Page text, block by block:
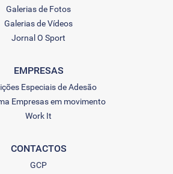
Galerias de Fotos
Galerias de Vídeos
Jornal O Sport
EMPRESAS
Especiais de Adesão
Empresas em movimento
Work It
CONTACTOS
GCP